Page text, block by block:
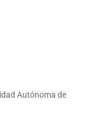
Autónoma de